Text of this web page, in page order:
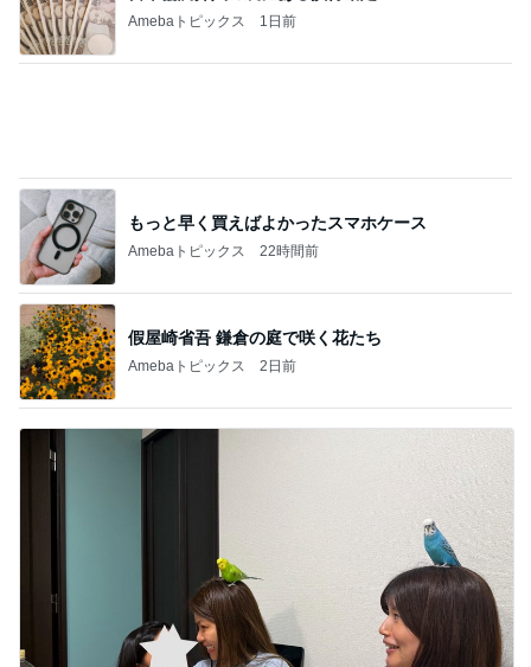
Amebaトピックス 1日前
もっと早く買えばよかったスマホケース
Amebaトピックス 22時間前
假屋崎省吾 鎌倉の庭で咲く花たち
Amebaトピックス 2日前